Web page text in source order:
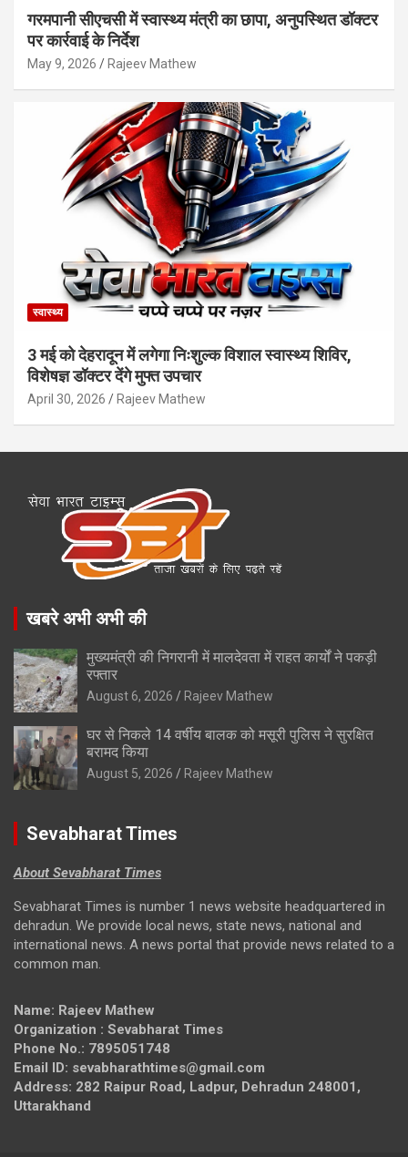
गरमपानी सीएचसी में स्वास्थ्य मंत्री का छापा, अनुपस्थित डॉक्टर
पर कार्रवाई के निर्देश
May 9, 2026 Rajeev Mathew
स्वास्थ्य
3 मई को देहरादून में लगेगा निःशुल्क विशाल स्वास्थ्य शिविर,
विशेषज्ञ डॉक्टर देंगे मुफ्त उपचार
April 30, 2026 Rajeev Mathew
खबरे अभी अभी की
मुख्यमंत्री की निगरानी में मालदेवता में राहत कार्यों ने पकड़ी
रफ्तार
August 6, 2026 Rajeev Mathew
घर से निकले 14 वर्षीय बालक को मसूरी पुलिस ने सुरक्षित
बरामद किया
August 5, 2026 Rajeev Mathew
Sevabharat Times
About Sevabharat Times
Sevabharat Times is number 1 news website headquartered in
dehradun. We provide local news, state news, national and
international news. A news portal that provide news related to a
common man.
Name: Rajeev Mathew
Organization : Sevabharat Times
Phone No.: 7895051748
Email ID: sevabharathtimes@gmail.com
Address: 282 Raipur Road, Ladpur, Dehradun 248001,
Uttarakhand